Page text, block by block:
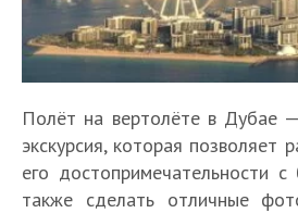
Полёт на вертолёте в Дубае
экскурсия, которая позволяет
его достопримечательности
также сделать отличные